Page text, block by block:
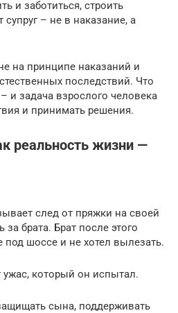
и заботиться, строить
– не в наказание, а
на принципе наказаний и
последствий. Что
и задача взрослого человека
и принимать решения.
реальность жизни —
след от пряжки на своей
за брата. Брат после этого
под шоссе и не хотел вылезать.
который он испытал.
сына, поддерживать